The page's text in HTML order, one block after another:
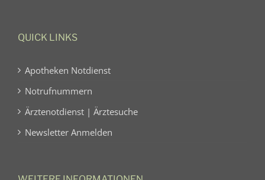
QUICK LINKS
Apotheken Notdienst
Notrufnummern
Ärztenotdienst | Ärztesuche
Newsletter Anmelden